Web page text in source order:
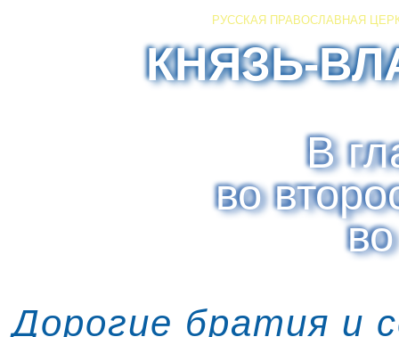
РУССКАЯ ПРАВОСЛАВНАЯ
КНЯЗЬ-
В
во
Дорогие братия и